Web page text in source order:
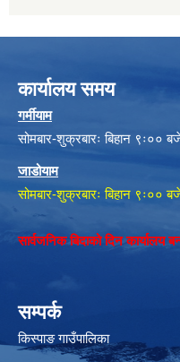
कार्यालय समय
गर्मीयाम
सोमबार-शुक्रबारः बिहान ९ः००
जाडोयाम
सोमबार-शुक्रबारः बिहान ९ः००
सार्वजनिक बिदाको दिन कार्यालय
सम्पर्क
किस्पाङ गाउँपालिका